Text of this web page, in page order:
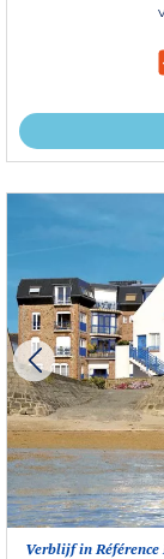
Verblijf in Référence